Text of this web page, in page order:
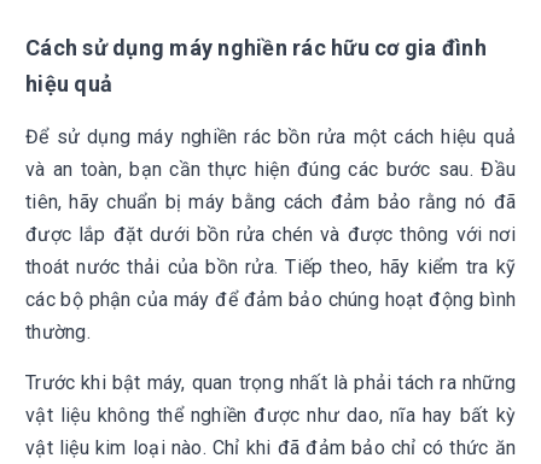
Cách sử dụng máy nghiền rác hữu cơ gia đình
hiệu quả
Để sử dụng máy nghiền rác bồn rửa một cách hiệu quả
và an toàn, bạn cần thực hiện đúng các bước sau. Đầu
tiên, hãy chuẩn bị máy bằng cách đảm bảo rằng nó đã
được lắp đặt dưới bồn rửa chén và được thông với nơi
thoát nước thải của bồn rửa. Tiếp theo, hãy kiểm tra kỹ
các bộ phận của máy để đảm bảo chúng hoạt động bình
thường.
Trước khi bật máy, quan trọng nhất là phải tách ra những
vật liệu không thể nghiền được như dao, nĩa hay bất kỳ
vật liệu kim loại nào. Chỉ khi đã đảm bảo chỉ có thức ăn